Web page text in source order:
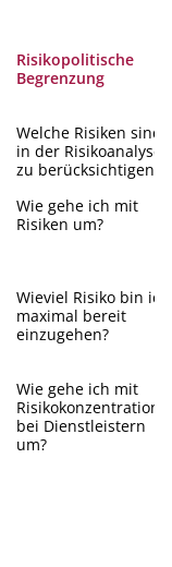
Risikopolitische
Begrenzung
Welche Risiken sind
in der Risikoanalyse
zu berücksichtigen?
Wie gehe ich mit
Risiken um?
Wieviel Risiko bin ich
maximal bereit
einzugehen?
Wie gehe ich mit
bei Dienstleistern
um?